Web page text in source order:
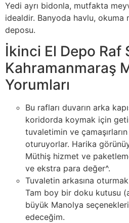
Yedi ayrı bidonla, mutfakta
idealdir. Banyoda havlu, okuma
deposu.
İkinci El Depo Raf
Kahramanmaraş
Yorumları
Bu rafları duvarın arka
koridorda koymak için
tuvaletimin ve
oturuyorlar. Harika
Müthiş hizmet ve
ve ekstra para değer^.
Tuvaletin arkasına
Tam boy bir doku kutusu
büyük Manolya
edeceğim.